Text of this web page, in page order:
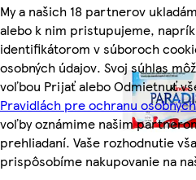
My a našich 18 partnerov
alebo k nim pristupujeme,
identifikátorom v súboroch
osobných údajov. Svoj súhlas
voľbou Prijať alebo Odmietnuť
Pravidlách pre ochranu
voľby oznámime našim
prehliadaní. Vaše rozhodnutie
prispôsobíme nakupovanie na